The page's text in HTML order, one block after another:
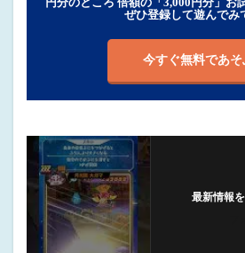
ぜひ登録して遊んでみ
今すぐ無料であそ
最新情報